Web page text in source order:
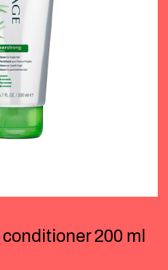
200 ml